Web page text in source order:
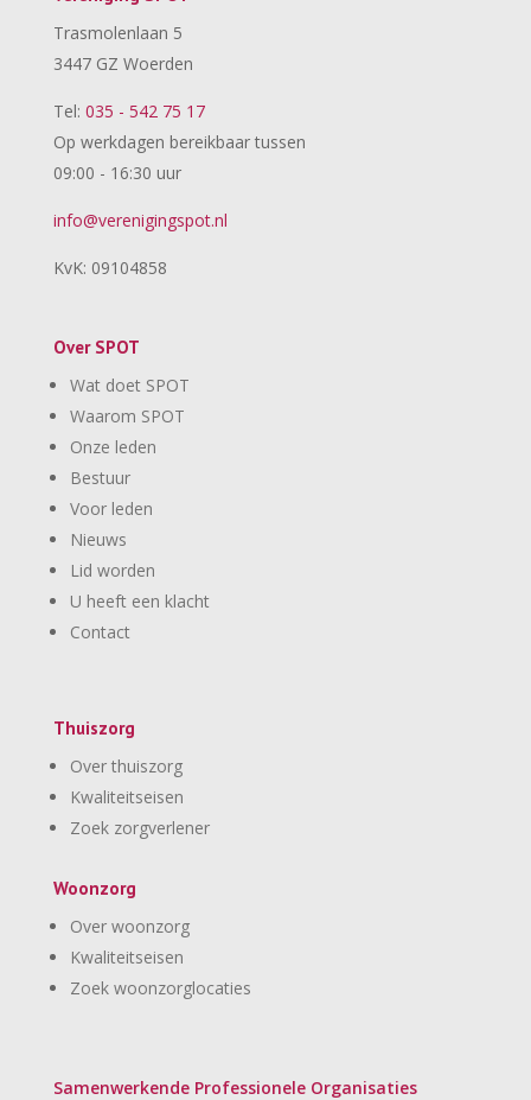
Trasmolenlaan 5
3447 GZ Woerden
Tel: 035 - 542 75 17
Op werkdagen bereikbaar tussen
09:00 - 16:30 uur
info@verenigingspot.nl
KvK: 09104858
Over SPOT
Wat doet SPOT
Waarom SPOT
Onze leden
Bestuur
Voor leden
Nieuws
Lid worden
U heeft een klacht
Contact
Thuiszorg
Over thuiszorg
Kwaliteitseisen
Zoek zorgverlener
Woonzorg
Over woonzorg
Kwaliteitseisen
Zoek woonzorglocaties
Samenwerkende Professionele Organisaties